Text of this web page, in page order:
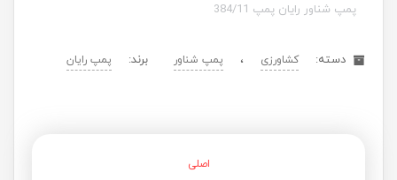
پمپ شناور رایان پمپ 384/11
دسته: کشاورزی ، پمپ شناور برند: پمپ رایان
اصلی